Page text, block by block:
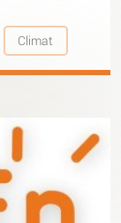
Climat